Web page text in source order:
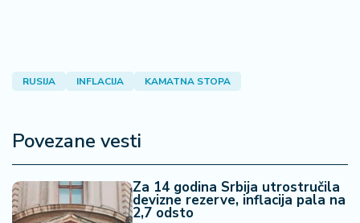
RUSIJA INFLACIJA KAMATNA STOPA
Povezane vesti
Za 14 godina Srbija utrostručila
devizne rezerve, inflacija pala na
2,7 odsto